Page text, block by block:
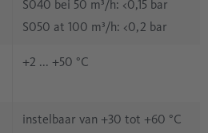
S040 bei 50 m³/h: <0,15 bar
S050 at 100 m³/h: <0,2 bar
+2 ... +50 °C
instelbaar van +30 tot +60 °C